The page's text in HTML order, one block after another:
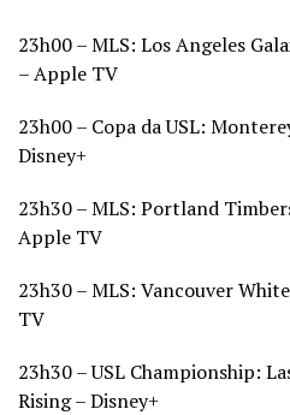
23h00 – MLS: Los Angeles
– Apple TV
23h00 – Copa da USL:
Disney+
23h30 – MLS: Portland
Apple TV
23h30 – MLS: Vancouver
TV
23h30 – USL Championship:
Rising – Disney+